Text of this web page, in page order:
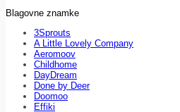
Blagovne znamke
3Sprouts
A Little Lovely Company
Aeromoov
Childhome
DayDream
Done by Deer
Doomoo
Effiki